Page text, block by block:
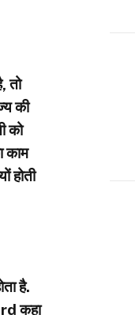
तो
की
को
काम
होती
है.
कहा